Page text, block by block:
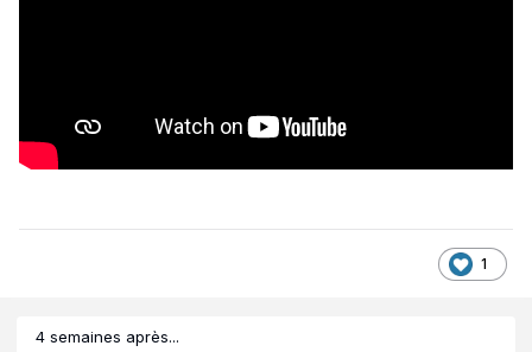
1
4 semaines après...